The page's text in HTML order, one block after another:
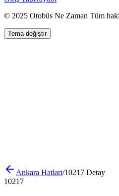
© 2025 Otobüs Ne Zaman Tüm
Tema değiştir
Ankara Hatları/10217 Detay
10217